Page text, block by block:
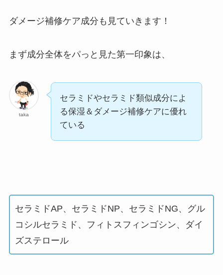
ダメージ補修ケア成分も見ていきます！
まず成分全体をパっと見た第一印象は、
taka
セラミドやセラミド類似成分によ
る保湿＆ダメージ補修ケアに優れ
ている
セラミドAP、セラミドNP、セラミドNG、グル
コシルセラミド、フィトスフィンゴシン、ダイ
ズステロール